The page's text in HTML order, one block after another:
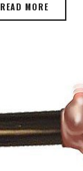
READ MORE